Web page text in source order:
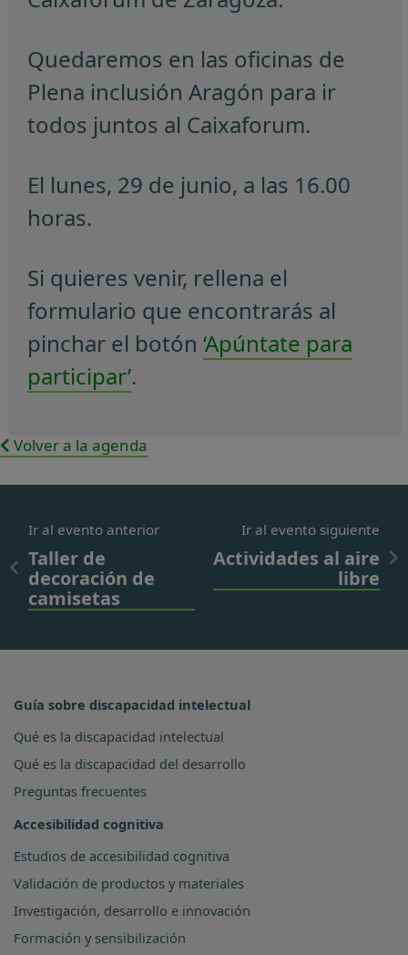
Quedaremos en las oficinas de
Plena inclusión Aragón para ir
todos juntos al Caixaforum.
El lunes, 29 de junio, a las 16.00
horas.
Si quieres venir, rellena el
formulario que encontrarás al
pinchar el botón ‘Apúntate para
participar’.
Volver a la agenda
Ir al evento anterior
Taller de
decoración de
camisetas
Ir al evento siguiente
Actividades al aire
libre
Guía sobre discapacidad intelectual
Qué es la discapacidad intelectual
Qué es la discapacidad del desarrollo
Preguntas frecuentes
Accesibilidad cognitiva
Estudios de accesibilidad cognitiva
Validación de productos y materiales
Investigación, desarrollo e innovación
Formación y sensibilización